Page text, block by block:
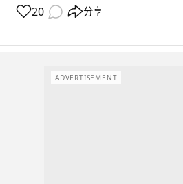
20 分享
ADVERTISEMENT